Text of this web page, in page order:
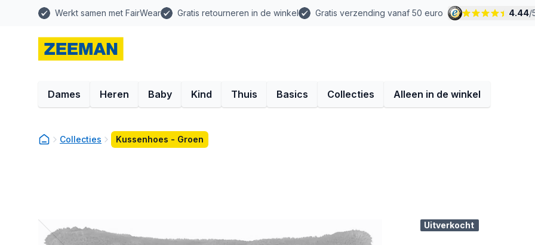
Werkt samen met FairWear Gratis retourneren in de winkel Gratis verzending vanaf 50 euro 4.44/
Dames Heren Baby Kind Thuis Basics Collecties Alleen in de winkel
Collecties Kussenhoes - Groen
Uitverkocht